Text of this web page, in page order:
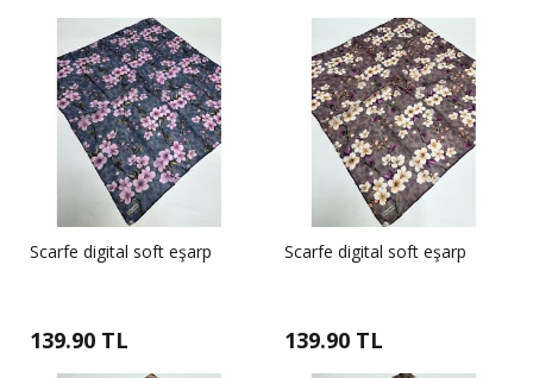
Scarfe digital soft eşarp
139.90 TL
Scarfe digital soft eşarp
139.90 TL